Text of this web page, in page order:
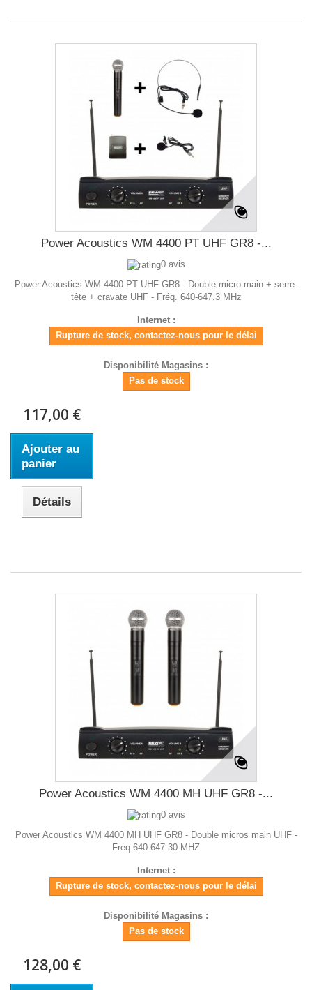
Power Acoustics WM 4400 PT UHF GR8 -...
0 avis
Power Acoustics WM 4400 PT UHF GR8 - Double micro main + serre-
tête + cravate UHF - Fréq. 640-647.3 MHz
Internet :
Rupture de stock, contactez-nous pour le délai
Disponibilité Magasins :
Pas de stock
117,00 €
Ajouter au
panier
Détails
Power Acoustics WM 4400 MH UHF GR8 -...
0 avis
Power Acoustics WM 4400 MH UHF GR8 - Double micros main UHF -
Freq 640-647.30 MHZ
Internet :
Rupture de stock, contactez-nous pour le délai
Disponibilité Magasins :
Pas de stock
128,00 €